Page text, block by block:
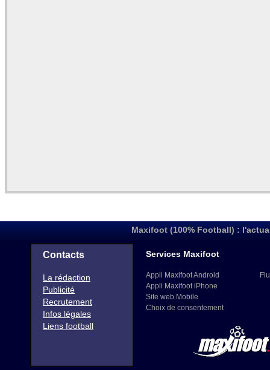
Maxifoot (100% Football) :
Contacts
La rédaction
Publicité
Recrutement
Infos légales
Liens football
Services Maxifoot
Appli Maxifoot Android
Appli Maxifoot iPhone
Site web Mobile
Choix de consentement